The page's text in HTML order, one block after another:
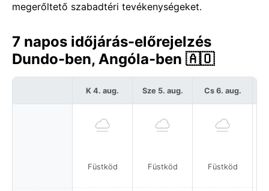
megerőltető szabadtéri tevékenységeket.
7 napos időjárás-előrejelzés
Dundo-ben, Angóla-ben 🇦🇴
K 4. aug.
Füstköd
Sze 5. aug.
Füstköd
Cs 6. aug.
Füstköd